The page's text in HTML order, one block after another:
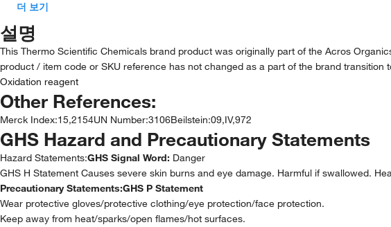
더 보기
설명
This Thermo Scientific Chemicals brand product was originally part of the Acros
product / item code or SKU reference has not changed as a part of the brand transition
Oxidation reagent
Other References:
Merck Index:15,2154UN Number:3106Beilstein:09,IV,972
GHS Hazard and Precautionary Statements
Hazard Statements:GHS Signal Word: Danger
GHS H Statement Causes severe skin burns and eye damage. Harmful if swallowed.
Precautionary Statements:GHS P Statement
Wear protective gloves/protective clothing/eye protection/face protection.
Keep away from heat/sparks/open flames/hot surfaces.